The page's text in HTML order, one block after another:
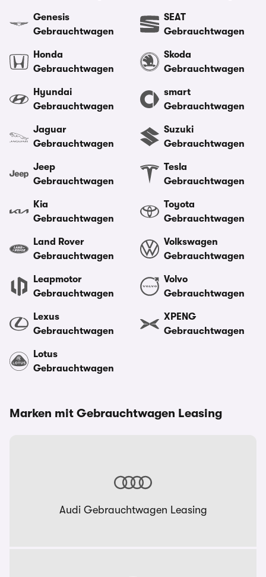
Genesis
Gebrauchtwagen
Honda
Gebrauchtwagen
Hyundai
Gebrauchtwagen
Jaguar
Gebrauchtwagen
Jeep
Gebrauchtwagen
Kia
Gebrauchtwagen
Land Rover
Gebrauchtwagen
Leapmotor
Gebrauchtwagen
Lexus
Gebrauchtwagen
Lotus
Gebrauchtwagen
SEAT
Gebrauchtwagen
Skoda
Gebrauchtwagen
smart
Gebrauchtwagen
Suzuki
Gebrauchtwagen
Tesla
Gebrauchtwagen
Toyota
Gebrauchtwagen
Volkswagen
Gebrauchtwagen
Volvo
Gebrauchtwagen
XPENG
Gebrauchtwagen
Marken mit Gebrauchtwagen Leasing
Audi Gebrauchtwagen Leasing